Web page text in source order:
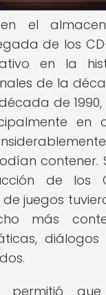
el
de los
en la
de la
de 1990,
en
contener.
de los
juegos
más
permitió